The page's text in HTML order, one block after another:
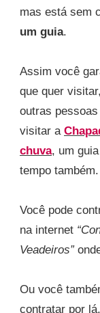
mas está sem
um guia.
Assim você
que quer
outras
visitar a
chuva, um
tempo também.
Você pode
na internet
Veadeiros”
Ou você
contratar por